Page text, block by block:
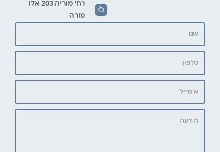
רח' מוריה 203 אלון
מורה